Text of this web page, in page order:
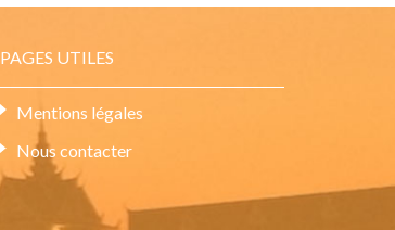
PAGES UTILES
Mentions légales
Nous contacter